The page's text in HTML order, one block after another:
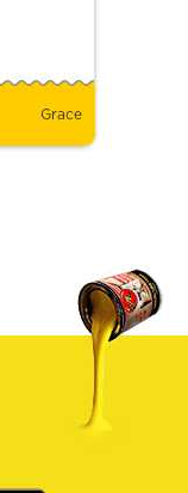
Grace